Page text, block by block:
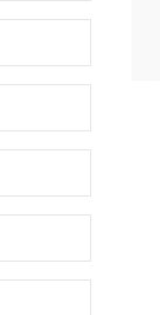
Password?